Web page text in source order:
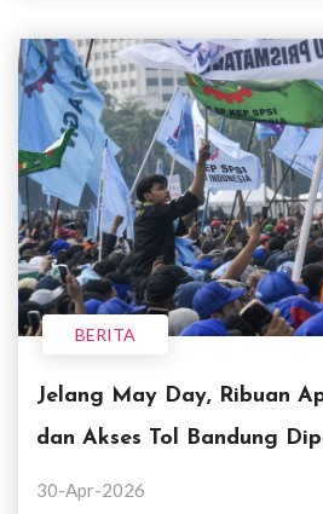
BERITA
Jelang May Day, Ribuan
dan Akses Tol Bandung
30-Apr-2026